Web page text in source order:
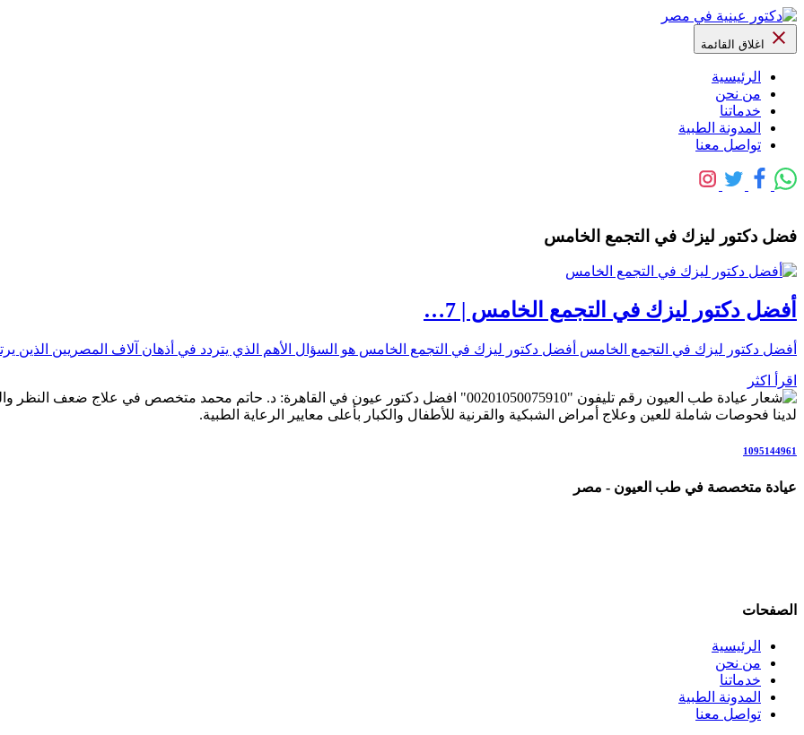
اغلاق القائمة
الرئيسية
من نحن
خدماتنا
المدونة الطبية
تواصل معنا
فضل دكتور ليزك في التجمع الخامس
أفضل دكتور ليزك في التجمع الخامس | 7…
أفضل دكتور ليزك في التجمع الخامس أفضل دكتور ليزك في التجمع الخامس هو السؤال الأهم الذي يتردد في أذهان آلاف المصريين الذين
اقرأ اكثر
رقم تليفون "00201050075910" افضل دكتور عيون في القاهرة: د. حاتم محمد متخصص في علاج ضعف
لدينا فحوصات شاملة للعين وعلاج أمراض الشبكية والقرنية للأطفال والكبار بأعلى معايير الرعاية الطبية.
1095144961
عيادة متخصصة في طب العيون - مصر
الصفحات
الرئيسية
من نحن
خدماتنا
المدونة الطبية
تواصل معنا